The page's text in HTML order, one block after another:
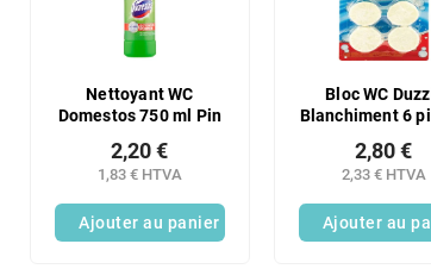
Nettoyant WC
Domestos 750 ml Pin
1,83 € HTVA
2,20 €
Ajouter au panier
Bloc WC
Blanchiment 6
2,33 € HTVA
2,80 €
Ajouter au